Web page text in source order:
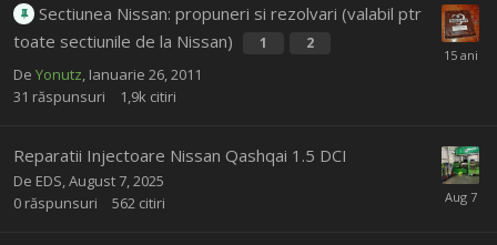
Sectiunea Nissan: propuneri si rezolvari (valabil ptr
toate sectiunile de la Nissan)
1 2
De Yonutz Ianuarie 26, 2011
31 răspunsuri 1,9k citiri
Reparatii Injectoare Nissan Qashqai 1.5 DCI
De EDS August 7, 2025
0 răspunsuri 562 citiri